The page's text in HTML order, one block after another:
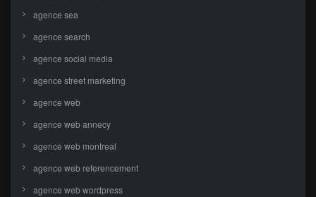
agence sea
agence search
agence social media
agence street marketing
agence web
agence web annecy
agence web montreal
agence web referencement
agence web wordpress